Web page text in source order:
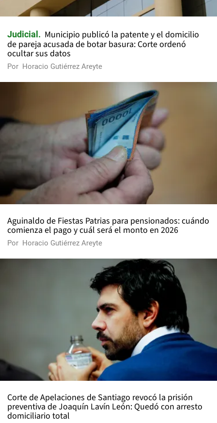
Judicial
Municipio publicó la patente y el domicilio
de pareja acusada de botar basura: Corte ordenó
ocultar sus datos
Por Horacio Gutiérrez Areyte
Aguinaldo de Fiestas Patrias para pensionados: cuándo
comienza el pago y cuál será el monto en 2026
Por Horacio Gutiérrez Areyte
Corte de Apelaciones de Santiago revocó la prisión
preventiva de Joaquín Lavín León: Quedó con arresto
domiciliario total